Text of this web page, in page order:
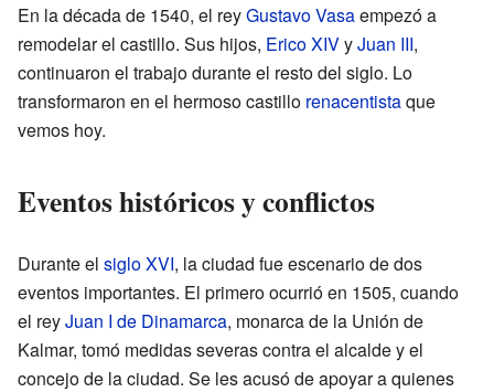
En la década de 1540, el reyGustavo Vasaempezó a
remodelar el castillo. Sus hijos, Erico XIVyJuan III,
continuaron el trabajo durante el resto del siglo. Lo
transformaron en el hermoso castillo renacentistaque
vemos hoy.
Eventos históricos y conflictos
Durante el siglo XVI, la ciudad fue escenario de dos
eventos importantes. El primero ocurrió en 1505, cuando
el reyJuan I de Dinamarca, monarca de la Unión de
Kalmar, tomó medidas severas contra el alcalde y el
concejo de la ciudad. Se les acusó de apoyar a quienes